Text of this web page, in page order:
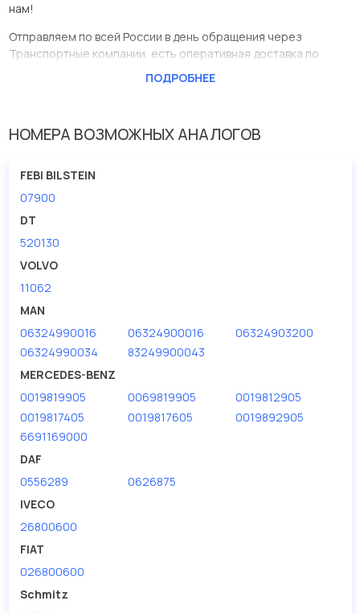
нам!
Отправляем по всей России в день обращения через
Транспортные компании, есть оперативная доставка по
У данной детали есть аналоги с номерами, убедитесь сами.
представлены в большом ассортименте.
Мы продаем сертифицированные колодки тормозные
дисковые с гарантией от производителя TRUCKTEC.
Производитель
ПОДРОБНЕЕ
НОМЕРА ВОЗМОЖНЫХ АНАЛОГОВ
FEBI BILSTEIN
07900
DT
520130
VOLVO
11062
MAN
06324990016
06324900016
06324903200
06324990034
83249900043
MERCEDES-BENZ
0019819905
0069819905
0019812905
0019817405
0019817605
0019892905
6691169000
DAF
0556289
0626875
IVECO
26800600
FIAT
026800600
Schmitz